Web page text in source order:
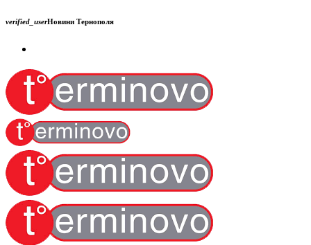
verified_userНовини Тернополя